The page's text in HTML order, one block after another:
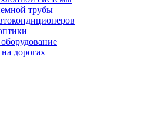
трубы
дорогах